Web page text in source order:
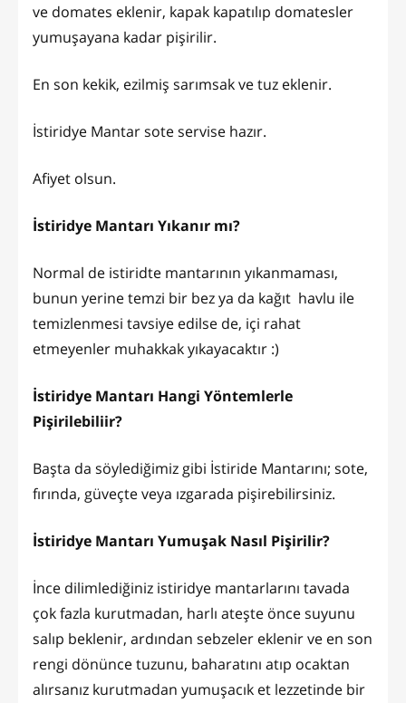
ve domates eklenir, kapak kapatılıp domatesler
yumuşayana kadar pişirilir.
En son kekik, ezilmiş sarımsak ve tuz eklenir.
İstiridye Mantar sote servise hazır.
Afiyet olsun.
İstiridye Mantarı Yıkanır mı?
Normal de istiridte mantarının yıkanmaması,
bunun yerine temzi bir bez ya da kağıt havlu ile
temizlenmesi tavsiye edilse de, içi rahat
etmeyenler muhakkak yıkayacaktır :)
İstiridye Mantarı Hangi Yöntemlerle
Pişirilebiliir?
Başta da söylediğimiz gibi İstiride Mantarını; sote,
fırında, güveçte veya ızgarada pişirebilirsiniz.
İstiridye Mantarı Yumuşak Nasıl Pişirilir?
İnce dilimlediğiniz istiridye mantarlarını tavada
çok fazla kurutmadan, harlı ateşte önce suyunu
salıp beklenir, ardından sebzeler eklenir ve en son
rengi dönünce tuzunu, baharatını atıp ocaktan
alırsanız kurutmadan yumuşacık et lezzetinde bir